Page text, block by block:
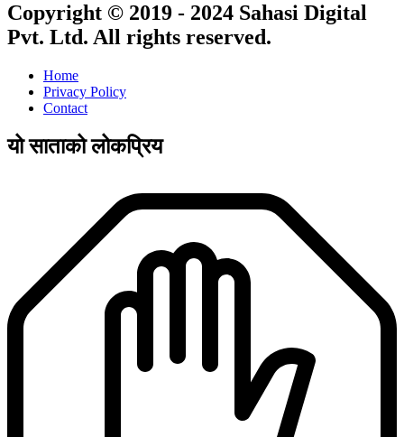
Copyright © 2019 - 2024 Sahasi Digital
Pvt. Ltd. All rights reserved.
Home
Privacy Policy
Contact
यो साताको लोकप्रिय